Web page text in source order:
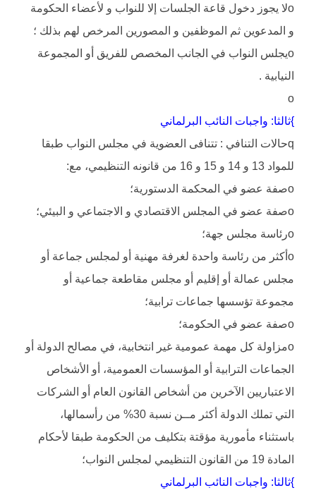
oلا يجوز دخول قاعة الجلسات إلا للنواب و لأعضاء الحكومة
و المدعوين ثم الموظفين و المصورين المرخص لهم بذلك ؛
oيجلس النواب في الجانب المخصص للفريق أو المجموعة
النيابية .
o
}ثالثا: واجبات النائب البرلماني
qحالات التنافي : تتنافى العضوية في مجلس النواب طبقا
للمواد 13 و 14 و 15 و 16 من قانونه التنظيمي، مع:
oصفة عضو في المحكمة الدستورية؛
oصفة عضو في المجلس الاقتصادي و الاجتماعي و البيئي؛
oرئاسة مجلس جهة؛
oأكثر من رئاسة واحدة لغرفة مهنية أو لمجلس جماعة أو
مجلس عمالة أو إقليم أو مجلس مقاطعة جماعية أو
مجموعة تؤسسها جماعات ترابية؛
oصفة عضو في الحكومة؛
oمزاولة كل مهمة عمومية غير انتخابية، في مصالح الدولة أو
الجماعات الترابية أو المؤسسات العمومية، أو الأشخاص
الاعتباريين الآخرين من أشخاص القانون العام أو الشركات
التي تملك الدولة أكثر مــن نسبة 30% من رأسمالها،
باستثناء مأمورية مؤقتة بتكليف من الحكومة طبقا لأحكام
المادة 19 من القانون التنظيمي لمجلس النواب؛
}ثالثا: واجبات النائب البرلماني